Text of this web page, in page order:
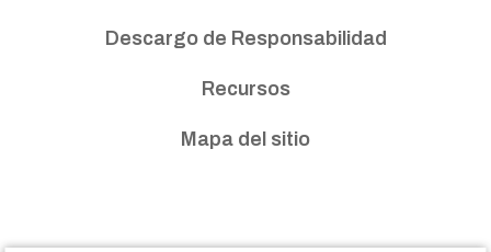
Descargo de Responsabilidad
Recursos
Mapa del sitio